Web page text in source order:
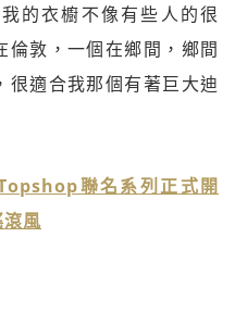
的衣櫥不像有些人的很
倫敦，一個在鄉間，鄉間
很適合我那個有著巨大迪
聯名系列正式開
風